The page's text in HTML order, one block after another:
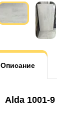
Описание
Alda 1001-9